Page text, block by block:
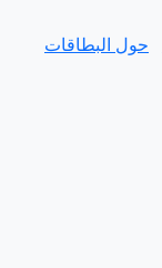
حول البطاقات